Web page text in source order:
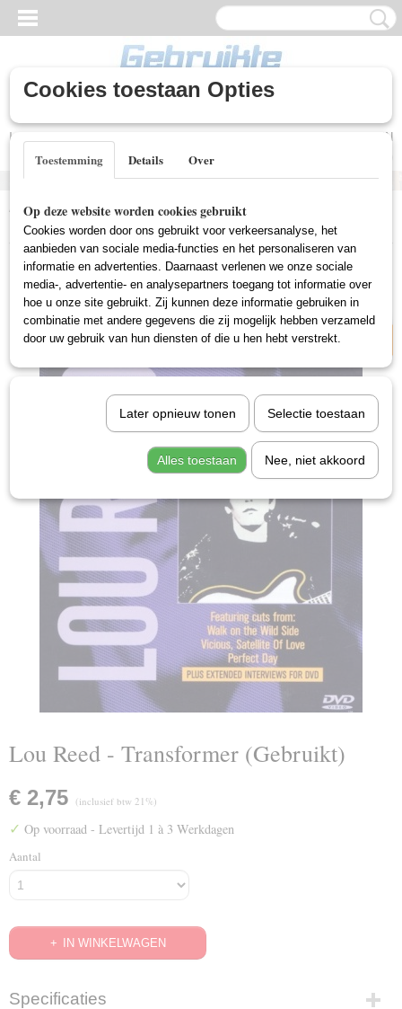
Inloggen
UW WINKELWAGEN
Home >Gebruikte DVD's>Muziek DVD Gebruikt
Transformer (Gebruikt)
Nieuw
Lou Reed - Transformer (Gebruikt)
€ 2,75 (inclusief btw 21%)
✓ Op voorraad - Levertijd 1 à 3 Werkdagen
Aantal
IN WINKELWAGEN
Specificaties
Cookies toestaan Opties
Toestemming Details Over
Op deze website worden cookies gebruikt
Cookies worden door ons gebruikt voor verkeersanalyse, het
aanbieden van sociale media-functies en het personaliseren van
informatie en advertenties. Daarnaast verlenen we onze sociale
media-, advertentie- en analysepartners toegang tot informatie over
hoe u onze site gebruikt. Zij kunnen deze informatie gebruiken in
combinatie met andere gegevens die zij mogelijk hebben verzameld
door uw gebruik van hun diensten of die u hen hebt verstrekt.
Later opnieuw tonen Selectie toestaan
Alles toestaan Nee, niet akkoord